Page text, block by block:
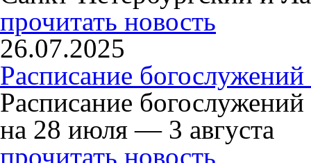
прочитать новость
26.07.2025
Расписание
Расписание
на 28 июля — 3 августа
прочитать новость